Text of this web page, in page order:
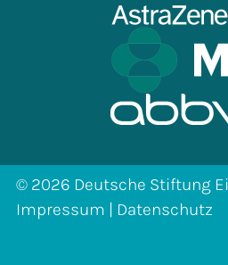
© 2026 Deutsche Stiftung
Impressum | Datenschutz